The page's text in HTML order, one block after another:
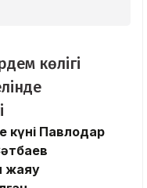
көлігі
күні Павлодар
жаяу